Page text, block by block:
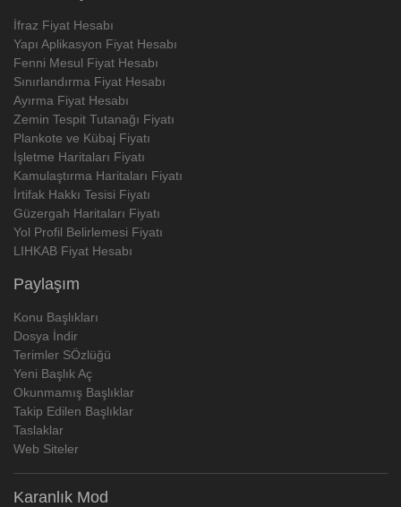
İfraz Fiyat Hesabı
Yapı Aplikasyon Fiyat Hesabı
Fenni Mesul Fiyat Hesabı
Sınırlandırma Fiyat Hesabı
Ayırma Fiyat Hesabı
Zemin Tespit Tutanağı Fiyatı
Plankote ve Kübaj Fiyatı
İşletme Haritaları Fiyatı
Kamulaştırma Haritaları Fiyatı
İrtifak Hakkı Tesisi Fiyatı
Güzergah Haritaları Fiyatı
Yol Profil Belirlemesi Fiyatı
LIHKAB Fiyat Hesabı
Paylaşım
Konu Başlıkları
Dosya İndir
Terimler SÖzlüğü
Yeni Başlık Aç
Okunmamış Başlıklar
Takip Edilen Başlıklar
Taslaklar
Web Siteler
Karanlık Mod